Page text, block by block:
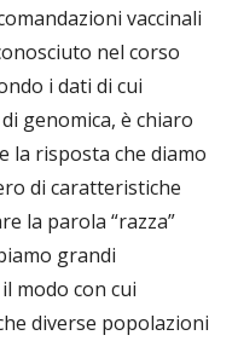
vaccinali
nel corso
i dati di cui
genomica, è chiaro
la risposta che diamo
di caratteristiche
la parola “razza”
grandi
modo con cui
diverse popolazioni